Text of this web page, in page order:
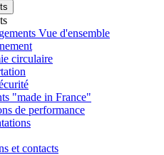
Vue d'ensemble
circulaire
"made in France"
de performance
et contacts